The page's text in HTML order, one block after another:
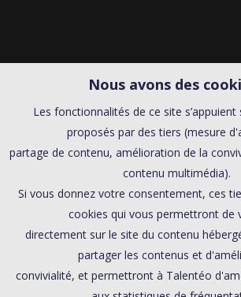
Nous avons des
Les fonctionnalités de ce site s’appuient
proposés par des tiers (mesure
partage de contenu, amélioration de la
contenu multimédia).
Si vous donnez votre consentement, ces
cookies qui vous permettront de
directement sur le site du contenu
partager les contenus et
convivialité, et permettront à Talentéo